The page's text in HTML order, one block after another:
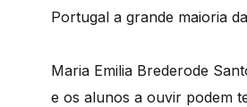
Portugal a grande maioria
Maria Emilia Brederode
e os alunos a ouvir podem